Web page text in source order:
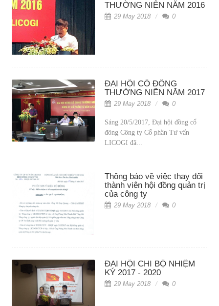
THƯỜNG NIÊN NĂM 2016
29 May 2018 0
ĐẠI HỘI CỔ ĐÔNG
THƯỜNG NIÊN NĂM 2017
29 May 2018 0
Sáng 20/5/2017, Đại hội đồng cổ
đông Công ty Cổ phần Tư vấn
LICOGI đã...
Thông báo về việc thay đổi
thành viên hội đồng quản trị
của công ty
29 May 2018 0
ĐẠI HỘI CHI BỘ NHIỆM
KỲ 2017 - 2020
29 May 2018 0